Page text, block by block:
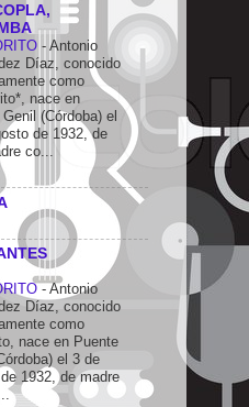
- Antonio
Díaz, conocido
como
nace en
(Córdoba) el
de 1932, de
co...
-Antonio
Díaz, conocido
como
nace en Puente
el 3 de
1932, de madre